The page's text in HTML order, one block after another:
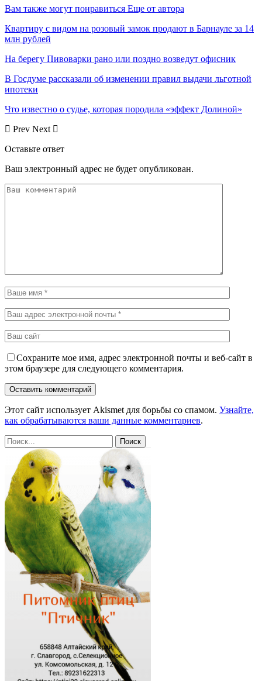
Вам также могут понравиться Еще от автора
Квартиру с видом на розовый замок продают в Барнауле за 14
млн рублей
На берегу Пивоварки рано или поздно возведут офисник
В Госдуме рассказали об изменении правил выдачи льготной
ипотеки
Что известно о судье, которая породила «эффект Долиной»
Prev Next
Оставьте ответ
Ваш электронный адрес не будет опубликован.
Сохраните мое имя, адрес электронной почты и веб-сайт в
этом браузере для следующего комментария.
Этот сайт использует Akismet для борьбы со спамом. Узнайте,
как обрабатываются ваши данные комментариев.